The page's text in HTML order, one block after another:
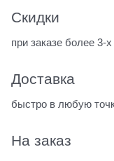
Скидки
при заказе более 3-
Доставка
быстро в любую
На заказ